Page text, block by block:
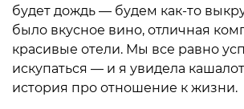
будет дождь — будем как-то
было вкусное вино, отличная
красивые отели. Мы все равно
искупаться — и я увидела
история про отношение к жизни.